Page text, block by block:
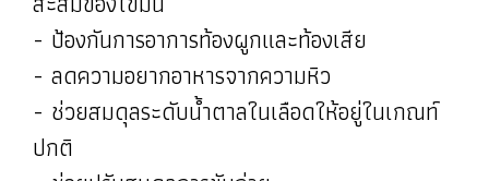
- ป้องกันการอาการท้องผูกและท้องเสีย
- ลดความอยากอาหารจากความหิว
- ช่วยสมดุลระดับน้ำตาลในเลือดให้อยู่ในเกณท์
ปกติ